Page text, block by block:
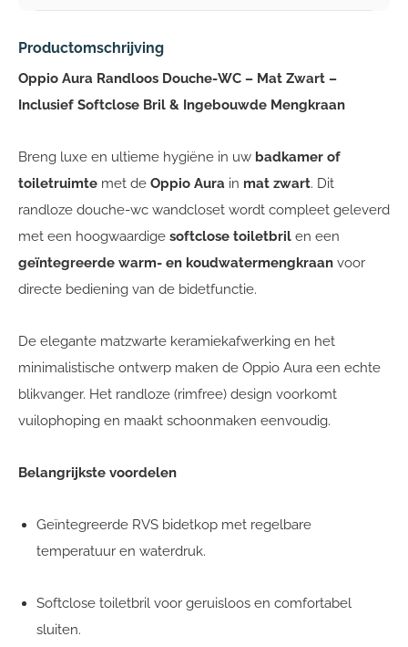
Productomschrijving
Oppio Aura Randloos Douche-WC – Mat Zwart –
Inclusief Softclose Bril & Ingebouwde Mengkraan
Breng luxe en ultieme hygiëne in uw badkamer of
toiletruimte met de Oppio Aura in mat zwart. Dit
randloze douche-wc wandcloset wordt compleet geleverd
met een hoogwaardige softclose toiletbril en een
geïntegreerde warm- en koudwatermengkraan voor
directe bediening van de bidetfunctie.
De elegante matzwarte keramiekafwerking en het
minimalistische ontwerp maken de Oppio Aura een echte
blikvanger. Het randloze (rimfree) design voorkomt
vuilophoping en maakt schoonmaken eenvoudig.
Belangrijkste voordelen
Geïntegreerde RVS bidetkop met regelbare
temperatuur en waterdruk.
Softclose toiletbril voor geruisloos en comfortabel
sluiten.